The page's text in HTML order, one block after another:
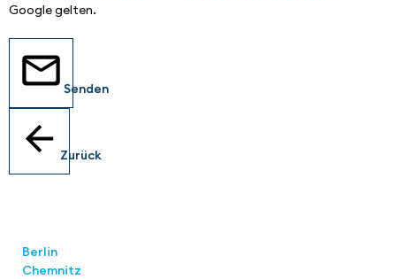
Google gelten.
Senden
Zurück
Berlin
Chemnitz